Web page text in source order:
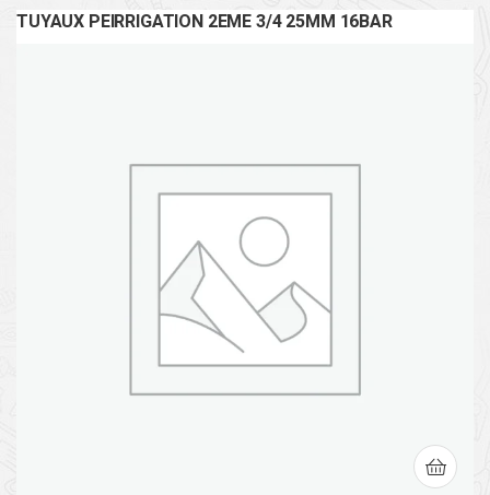
TUYAUX PEIRRIGATION 2EME 3/4 25MM 16BAR